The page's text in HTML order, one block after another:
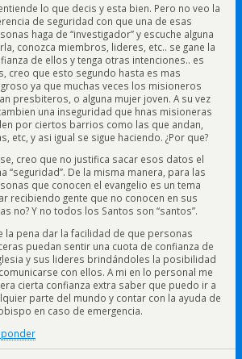
lo que decis y esta bien. Pero no veo la
de seguridad con que una de esas
haga de “investigador” y escuche alguna
conozca miembros, lideres, etc.. se gane la
de ellos y tenga otras intenciones.. es
creo que esto segundo hasta es mas
ya que muchas veces los misioneros
presbiteros, o alguna mujer joven. A su vez
una inseguridad que hnas misioneras
por ciertos barrios como las que andan,
etc, y asi igual se sigue haciendo. ¿Por que?
creo que no justifica sacar esos datos el
“seguridad”. De la misma manera, para las
que conocen el evangelio es un tema
recibiendo gente que no conocen en sus
no? Y no todos los Santos son “santos”.
la pena dar la facilidad de que personas
puedan sentir una cuota de confianza de
y sus lideres brindándoles la posibilidad
con ellos. A mi en lo personal me
cierta confianza extra saber que puedo ir a
parte del mundo y contar con la ayuda de
en caso de emergencia.